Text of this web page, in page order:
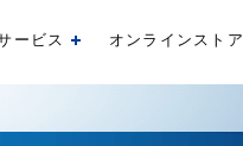
ービス 開くオンラインストア